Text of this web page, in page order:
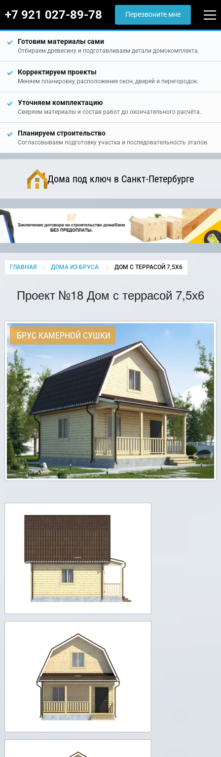
+7 921 027-89-78 Перезвоните мне
Готовим материалы сами
Отбираем древесину и подготавливаем детали домокомплекта.
Корректируем проекты
Меняем планировку, расположение окон, дверей и перегородок.
Уточняем комплектацию
Сверяем материалы и состав работ до окончательного расчёта.
Планируем строительство
Согласовываем подготовку участка и последовательность этапов.
Дома под ключ в Санкт-Петербурге
ГЛАВНАЯ ДОМА ИЗ БРУСА CURRENT:
ДОМ С ТЕРРАСОЙ 7,5Х6
Проект №18 Дом с террасой 7,5х6
БРУС КАМЕРНОЙ СУШКИ